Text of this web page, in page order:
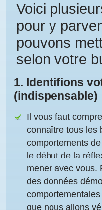
Voici
pour y
pouvons
selon votre
1. Identifions
(indispensable)
Il vous faut
connaître tous les
comportements
le début de la
mener avec vous.
des données
que nous allons